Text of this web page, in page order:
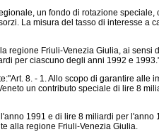
un fondo di rotazione
La misura del tasso di interesse
Friuli-Venezia Giulia, ai sensi
per ciascuno degli anni 1992 e
8. - 1. Allo scopo di garantire
un contributo speciale di lire 8
1991 e di lire 8 miliardi per
alla regione Friuli-Venezia Giulia.